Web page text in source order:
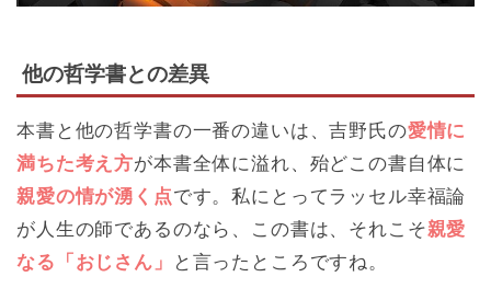
他の哲学書との差異
本書と他の哲学書の一番の違いは、吉野氏の愛情に
満ちた考え方が本書全体に溢れ、殆どこの書自体に
親愛の情が湧く点です。私にとってラッセル幸福論
が人生の師であるのなら、この書は、それこそ親愛
なる「おじさん」
と言ったところですね。